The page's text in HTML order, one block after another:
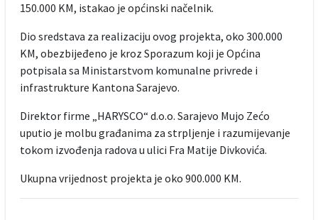
150.000 KM, istakao je općinski načelnik.
Dio sredstava za realizaciju ovog projekta, oko 300.000
KM, obezbijeđeno je kroz Sporazum koji je Općina
potpisala sa Ministarstvom komunalne privrede i
infrastrukture Kantona Sarajevo.
Direktor firme „HARYSCO“ d.o.o. Sarajevo Mujo Zećo
uputio je molbu građanima za strpljenje i razumijevanje
tokom izvođenja radova u ulici Fra Matije Divkovića.
Ukupna vrijednost projekta je oko 900.000 KM.